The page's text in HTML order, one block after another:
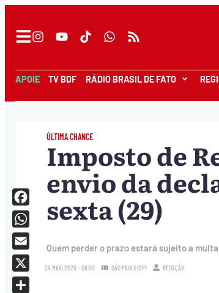
APOIE TV BDF RÁDIO BRASIL DE FATO
ÚLTIMA CHANCE
Imposto de
envio da
sexta (29)
Quem perder o prazo estará sujeito a
29.MAIO.2026 - 08:50 SÃO PAULO (SP) REDAÇÃO
Facebook
WhatsApp
Email
X